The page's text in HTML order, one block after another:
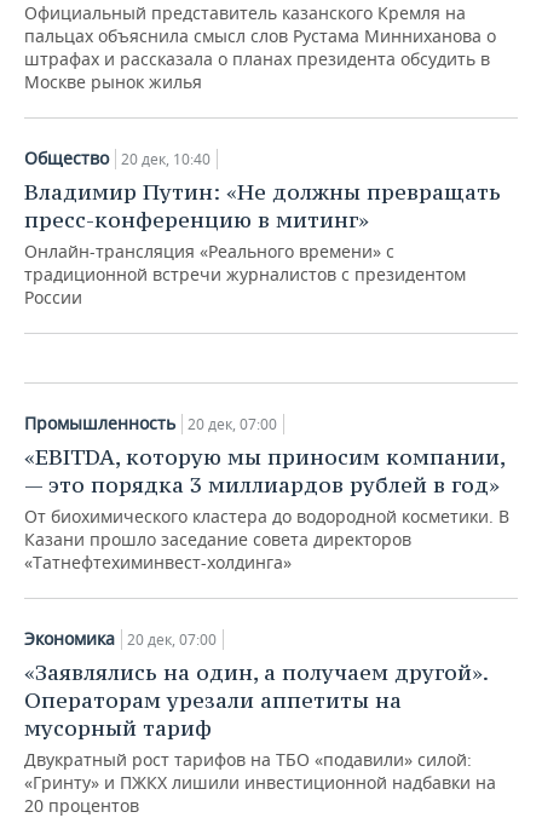
Официальный представитель казанского Кремля на
пальцах объяснила смысл слов Рустама Минниханова о
штрафах и рассказала о планах президента обсудить в
Москве рынок жилья
Общество 20 дек, 10:40
Владимир Путин: «Не должны превращать
пресс-конференцию в митинг»
Онлайн-трансляция «Реального времени» с
традиционной встречи журналистов с президентом
России
Общество
Огузский мир: вторжение турок в
Армению, трудная судьба Романа
Диогена и «Великая туретчина»
Промышленность 20 дек, 07:00
«EBITDA, которую мы приносим компании,
— это порядка 3 миллиардов рублей в год»
От биохимического кластера до водородной косметики. В
Казани прошло заседание совета директоров
«Татнефтехиминвест-холдинга»
Экономика 20 дек, 07:00
«Заявлялись на один, а получаем другой».
Операторам урезали аппетиты на
мусорный тариф
Двукратный рост тарифов на ТБО «подавили» силой:
«Гринту» и ПЖКХ лишили инвестиционной надбавки на
20 процентов